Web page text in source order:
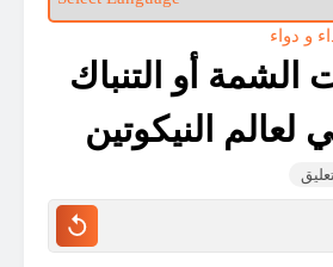
و دواء
الشمة أو التنباك
لعالم النيكوتين